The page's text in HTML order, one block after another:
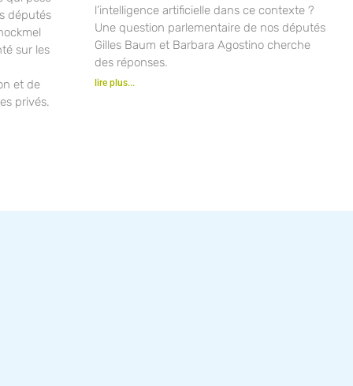
députés
sur les
et de
privés.
l’intelligence artificielle dans ce contexte ?
Une question parlementaire de nos députés
Gilles Baum et Barbara Agostino cherche
des réponses.
lire plus...